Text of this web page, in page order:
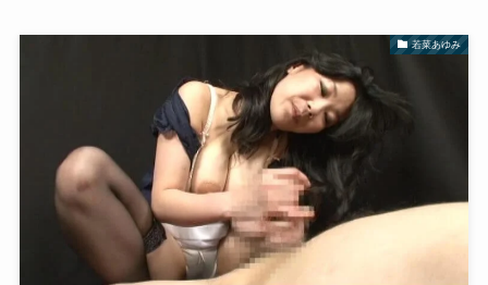
若菜あゆみ